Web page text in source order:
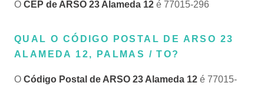
O CEP de ARSO 23 Alameda 12 é 77015-296
QUAL O CÓDIGO POSTAL DE ARSO 23
ALAMEDA 12, PALMAS / TO?
O Código Postal de ARSO 23 Alameda 12 é 77015-